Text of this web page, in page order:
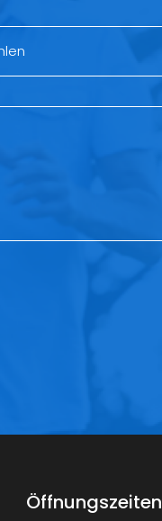
Öffnungszeiten